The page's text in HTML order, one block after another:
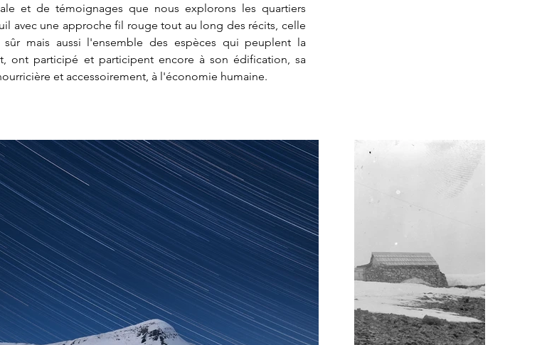
et de témoignages que nous explorons les quartiers
avec une approche fil rouge tout au long des récits, celle
mais aussi l'ensemble des espèces qui peuplent la
ont participé et participent encore à son édification, sa
et accessoirement, à l'économie humaine.